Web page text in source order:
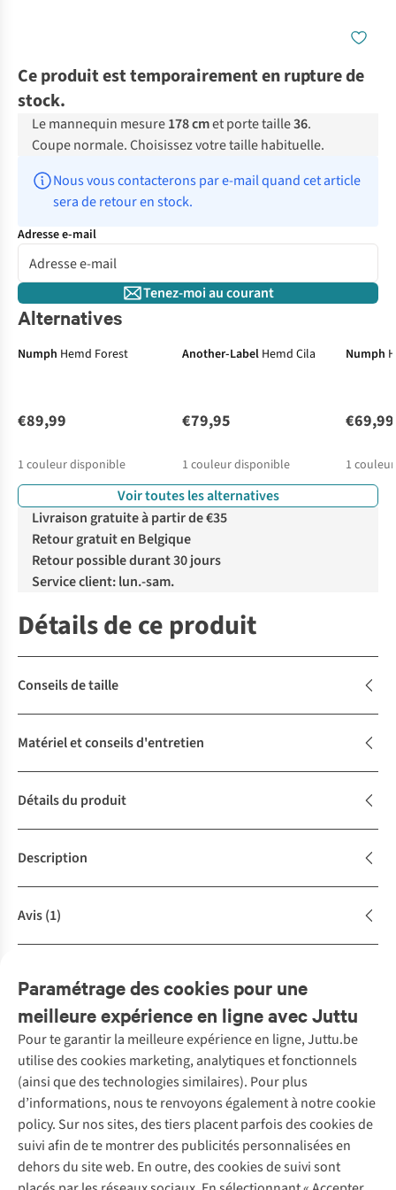
Ce produit est temporairement en rupture de
stock.
Le mannequin mesure178 cmet porte taille36.
Coupe normale. Choisissez votre taille habituelle.
Nous vous contacterons par e-mail quand cet article
sera de retour en stock.
Adresse e-mail
Tenez-moi au courant
Alternatives
Numph Hemd Forest
€89,99
1 couleur disponible
Another-Label Hemd Cila
€79,95
1 couleur disponible
Numph
€69,99
1
Voir toutes les alternatives
Livraison gratuite à partir de €35
Retour gratuit en Belgique
Retour possible durant 30 jours
Service client: lun.-sam.
Détails de ce produit
Conseils de taille
Matériel et conseils d'entretien
Détails du produit
Description
Avis(1)
Paramétrage des cookies pour une
meilleure expérience en ligne avec Juttu
Pour te garantir la meilleure expérience en ligne, Juttu.be
utilise des cookies marketing, analytiques et fonctionnels
(ainsi que des technologies similaires). Pour plus
d’informations, nous te renvoyons également à notre cookie
policy. Sur nos sites, des tiers placent parfois des cookies de
suivi afin de te montrer des publicités personnalisées en
dehors du site web. En outre, des cookies de suivi sont
Service client
Questions fréquentes
Commander
Payer
10 % réduction étudiants
Klarna : post-paiement
Nos services
Vintage - ReJUsed
Atelier de couture
Personal shopping
Juttu